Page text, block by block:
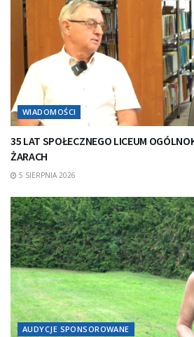
WIADOMOŚCI
35 LAT SPOŁECZNEGO LICEUM
ŻARACH
5 SIERPNIA 2026
AUDYCJE SPONSOROWANE